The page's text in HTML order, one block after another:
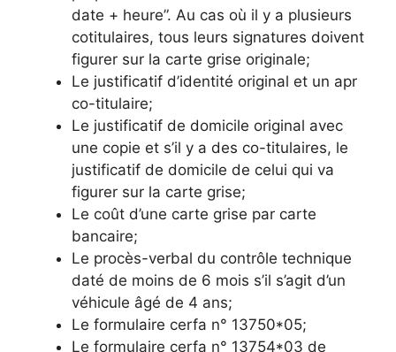
date + heure”. Au cas où il y a plusieurs
cotitulaires, tous leurs signatures doivent
figurer sur la carte grise originale;
Le justificatif d’identité original et un apr
co-titulaire;
Le justificatif de domicile original avec
une copie et s’il y a des co-titulaires, le
justificatif de domicile de celui qui va
figurer sur la carte grise;
Le coût d’une carte grise par carte
bancaire;
Le procès-verbal du contrôle technique
daté de moins de 6 mois s’il s’agit d’un
véhicule âgé de 4 ans;
Le formulaire cerfa n° 13750*05;
Le formulaire cerfa n° 13754*03 de